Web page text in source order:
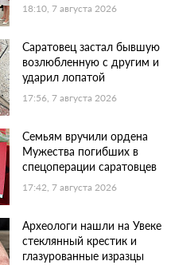
18:10, 7 августа 2026
Саратовец застал бывшую
возлюбленную с другим и
ударил лопатой
17:56, 7 августа 2026
Семьям вручили ордена
Мужества погибших в
спецоперации саратовцев
17:42, 7 августа 2026
Археологи нашли на Увеке
стеклянный крестик и
глазурованные изразцы